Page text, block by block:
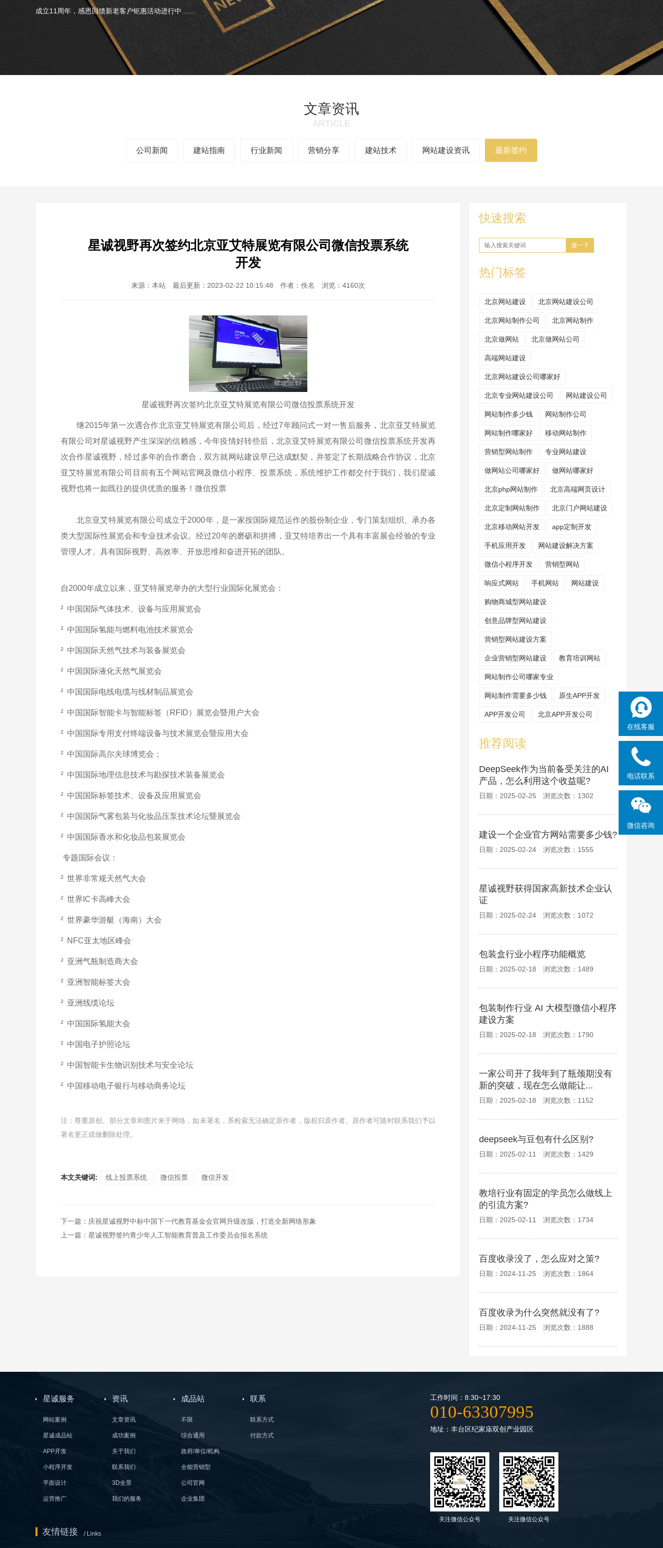
在线客服
电话联系
微信咨询
成立11周年，感恩回馈新老客户钜惠活动进行中……
文章资讯
ARTICLE
公司新闻 建站指南 行业新闻 营销分享 建站技术 网站建设资讯 最新签约
星诚视野再次签约北京亚艾特展览有限公司微信投票系统
开发
来源：本站 最后更新：2023-02-22 10:15:48 作者：佚名 浏览：4160次
星诚视野再次签约北京亚艾特展览有限公司微信投票系统开发
继2015年第一次遇合作北京亚艾特展览有限公司后，经过7年顾问式一对一售后服务，北京亚艾特展览
有限公司对星诚视野产生深深的信赖感，今年疫情好转些后，北京亚艾特展览有限公司微信投票系统开发再
次合作星诚视野，经过多年的合作磨合，双方就网站建设早已达成默契，并签定了长期战略合作协议，北京
亚艾特展览有限公司目前有五个网站官网及微信小程序、投票系统，系统维护工作都交付于我们，我们星诚
视野也将一如既往的提供优质的服务！ 微信投票
北京亚艾特展览有限公司成立于2000年，是一家按国际规范运作的股份制企业，专门策划组织、承办各
类大型国际性展览会和专业技术会议。经过20年的磨砺和拼搏，亚艾特培养出一个具有丰富展会经验的专业
管理人才、具有国际视野、高效率、开放思维和奋进开拓的团队。
自2000年成立以来，亚艾特展览举办的大型行业国际化展览会：
² 中国国际气体技术、设备与应用展览会
² 中国国际氢能与燃料电池技术展览会
² 中国国际天然气技术与装备展览会
² 中国国际液化天然气展览会
² 中国国际电线电缆与线材制品展览会
² 中国国际智能卡与智能标签（RFID）展览会暨用户大会
² 中国国际专用支付终端设备与技术展览会暨应用大会
² 中国国际高尔夫球博览会；
² 中国国际地理信息技术与勘探技术装备展览会
² 中国国际标签技术、设备及应用展览会
² 中国国际气雾包装与化妆品压泵技术论坛暨展览会
² 中国国际香水和化妆品包装展览会
专题国际会议：
² 世界非常规天然气大会
² 世界IC卡高峰大会
² 世界豪华游艇（海南）大会
² NFC亚太地区峰会
² 亚洲气瓶制造商大会
² 亚洲智能标签大会
² 亚洲线缆论坛
² 中国国际氢能大会
² 中国电子护照论坛
² 中国智能卡生物识别技术与安全论坛
² 中国移动电子银行与移动商务论坛
注：尊重原创。部分文章和图片来于网络，如未署名，系检索无法确定原作者，版权归原作者。原作者可随时联系我们予以
署名更正或做删除处理。
本文关键词: 线上投票系统 微信投票 微信开发
下一篇 ： 庆祝星诚视野中标中国下一代教育基金会官网升级改版，打造全新网络形象
上一篇 ： 星诚视野签约青少年人工智能教育普及工作委员会报名系统
快速搜索
搜一下
热门标签
北京网站建设 北京网站建设公司
北京网站制作公司 北京网站制作
北京做网站 北京做网站公司
高端网站建设
北京网站建设公司哪家好
北京专业网站建设公司 网站建设公司
网站制作多少钱 网站制作公司
网站制作哪家好 移动网站制作
营销型网站制作 专业网站建设
做网站公司哪家好 做网站哪家好
北京php网站制作 北京高端网页设计
北京定制网站制作 北京门户网站建设
北京移动网站开发 app定制开发
手机应用开发 网站建设解决方案
微信小程序开发 营销型网站
响应式网站 手机网站 网站建设
购物商城型网站建设
创意品牌型网站建设
营销型网站建设方案
企业营销型网站建设 教育培训网站
网站制作公司哪家专业
网站制作需要多少钱 原生APP开发
APP开发公司 北京APP开发公司
推荐阅读
DeepSeek作为当前备受关注的AI
产品，怎么利用这个收益呢?
日期：2025-02-25 浏览次数：1302
建设一个企业官方网站需要多少钱?
日期：2025-02-24 浏览次数：1555
星诚视野获得国家高新技术企业认
证
日期：2025-02-24 浏览次数：1072
包装盒行业小程序功能概览
日期：2025-02-18 浏览次数：1489
包装制作行业 AI 大模型微信小程序
建设方案
日期：2025-02-18 浏览次数：1790
一家公司开了我年到了瓶颈期没有
新的突破，现在怎么做能让...
日期：2025-02-18 浏览次数：1152
deepseek与豆包有什么区别?
日期：2025-02-11 浏览次数：1429
教培行业有固定的学员怎么做线上
的引流方案?
日期：2025-02-11 浏览次数：1734
百度收录没了，怎么应对之策?
日期：2024-11-25 浏览次数：1864
百度收录为什么突然就没有了?
日期：2024-11-25 浏览次数：1888
星诚服务
网站案例
星诚成品站
APP开发
小程序开发
平面设计
运营推广
资讯
文章资讯
成功案例
关于我们
联系我们
3D全景
我们的服务
成品站
不限
综合通用
政府/单位/机构
全能营销型
公司官网
企业集团
联系
联系方式
付款方式
工作时间：8:30~17:30
010-63307995
地址：丰台区纪家庙双创产业园区
关注微信公众号 关注微信公众号
友情链接 / Links